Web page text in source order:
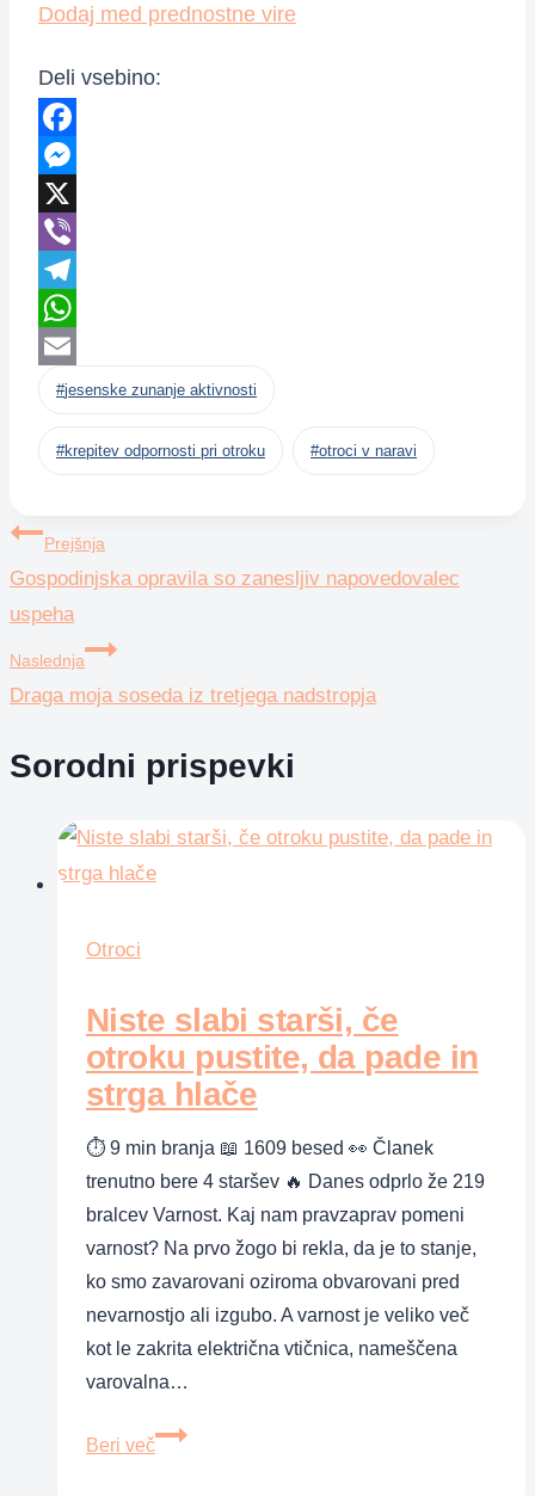
Dodaj med prednostne vire
Deli vsebino:
Facebook
Messenger
X
Viber
Telegram
WhatsApp
Email
Post
Tags:
#jesenske zunanje aktivnosti
#krepitev odpornosti pri otroku #otroci v naravi
Navigacija
prispevka
Prejšnja
Gospodinjska opravila so zanesljiv napovedovalec
uspeha
Naslednja
Draga moja soseda iz tretjega nadstropja
Sorodni prispevki
Otroci
Niste slabi starši, če
otroku pustite, da pade in
strga hlače
⏱ 9 min branja 📖 1609 besed 👀 Članek
trenutno bere 4 staršev 🔥 Danes odprlo že 219
bralcev Varnost. Kaj nam pravzaprav pomeni
varnost? Na prvo žogo bi rekla, da je to stanje,
ko smo zavarovani oziroma obvarovani pred
nevarnostjo ali izgubo. A varnost je veliko več
kot le zakrita električna vtičnica, nameščena
varovalna…
Beri več
Niste